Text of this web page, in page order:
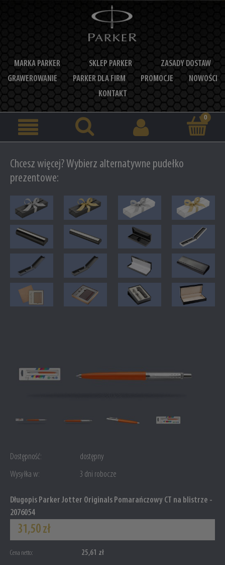
MARKA PARKER SKLEP PARKER
ZASADY DOSTAW
GRAWEROWANIE
PARKER DLA FIRM PROMOCJE
NOWOŚCI
KONTAKT
Chcesz więcej? Wybierz alternatywne pudełko
prezentowe:
Dostępność:
dostępny
Wysyłka w:
3 dni robocze
Długopis Parker Jotter Originals Pomarańczowy CT na blistrze -
2076054
31,50 zł
Cena netto: 25,61 zł